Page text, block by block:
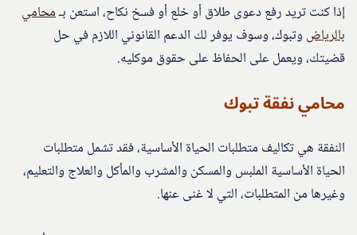
إذا كنت تريد رفع دعوى طلاق أو خلع أو فسخ نكاح، استعن بـمحامي
بالرياض وتبوك، وسوف يوفر لك الدعم القانوني اللازم في حل
قضيتك، ويعمل على الحفاظ على حقوق موكليه.
محامي نفقة تبوك
النفقة هي تكاليف متطلبات الحياة الأساسية، فقد تشمل متطلبات
الحياة الأساسية الملبس والمسكن والمشرب والمأكل والعلاج والتعليم،
وغيرها من المتطلبات، التي لا غنى عنها.